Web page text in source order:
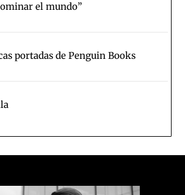
el mundo”
portadas de Penguin Books